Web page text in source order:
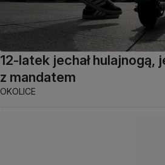
12-latek jechał hulajnogą,
z mandatem
OKOLICE